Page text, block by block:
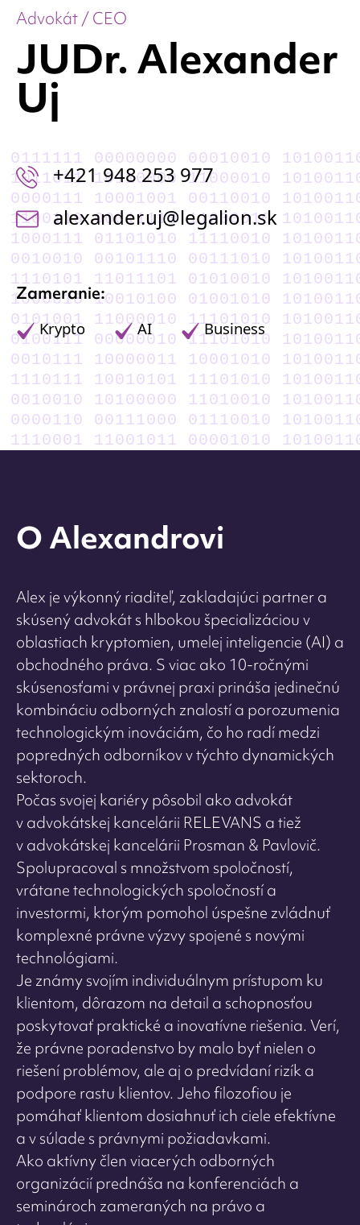
Advokát / CEO
JUDr. Alexander
Uj
+421 948 253 977
alexander.uj@legalion.sk
Zameranie:
Krypto AI Business
O Alexandrovi
Alex je výkonný riaditeľ, zakladajúci partner a
skúsený advokát s hlbokou špecializáciou v
oblastiach kryptomien, umelej inteligencie (AI) a
obchodného práva. S viac ako 10-ročnými
skúsenosťami v právnej praxi prináša jedinečnú
kombináciu odborných znalostí a porozumenia
technologickým inováciám, čo ho radí medzi
popredných odborníkov v týchto dynamických
sektoroch.
Počas svojej kariéry pôsobil ako advokát
v advokátskej kancelárii RELEVANS a tiež
v advokátskej kancelárii Prosman & Pavlovič.
Spolupracoval s množstvom spoločností,
vrátane technologických spoločností a
investormi, ktorým pomohol úspešne zvládnuť
komplexné právne výzvy spojené s novými
technológiami.
Je známy svojím individuálnym prístupom ku
klientom, dôrazom na detail a schopnosťou
poskytovať praktické a inovatívne riešenia. Verí,
že právne poradenstvo by malo byť nielen o
riešení problémov, ale aj o predvídaní rizík a
podpore rastu klientov. Jeho filozofiou je
pomáhať klientom dosiahnuť ich ciele efektívne
a v súlade s právnymi požiadavkami.
Ako aktívny člen viacerých odborných
organizácií prednáša na konferenciách a
seminároch zameraných na právo a